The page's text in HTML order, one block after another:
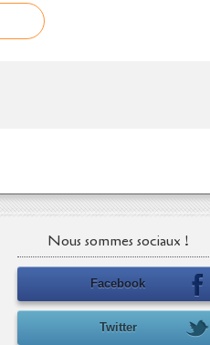
Nous sommes sociaux !
Facebook
Twitter